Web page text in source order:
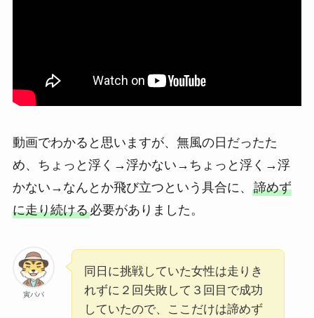
動画でわかると思いますが、無風の日だったた
め、ちょっと浮く→浮かない→ちょっと浮く→浮
かない→なんとか飛び立つという具合に、 諦めず
に走り続ける必要がありました。
寅パパ
同日に挑戦していた女性は走りき
れずに２回失敗して３回目で成功
していたので、ここだけは諦めず